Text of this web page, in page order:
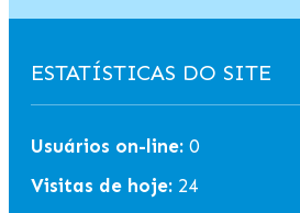
ESTATÍSTICAS DO SITE
Usuários on-line: 0
Visitas de hoje: 24